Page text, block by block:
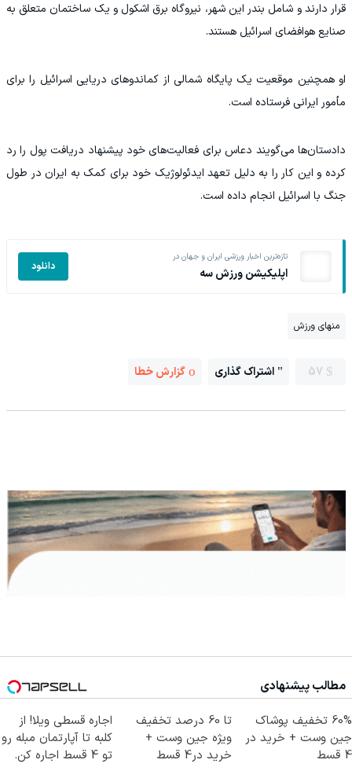
قرار دارند و شامل بندر این شهر، نیروگاه برق اشکول و یک ساختمان متعلق به
صنایع هوافضای اسرائیل هستند.
او همچنین موقعیت یک پایگاه شمالی از کماندوهای دریایی اسرائیل را برای
مأمور ایرانی فرستاده است.
دادستان‌ها می‌گویند دعاس برای فعالیت‌های خود پیشنهاد دریافت پول را رد
کرده و این کار را به دلیل تعهد ایدئولوژیک خود برای کمک به ایران در طول
جنگ با اسرائیل انجام داده است.
تازه‌ترین اخبار ورزشی ایران و جهان در
اپلیکیشن ورزش سه دانلود
منهای ورزش
57 اشتراک گذاری گزارش خطا
مطالب پیشنهادی
60% تخفیف پوشاک
جین وست + خرید در
4 قسط
تا 60 درصد تخفیف
ویژه جین وست +
خرید در4 قسط
اجاره‌ قسطی ویلا! از
کلبه تا آپارتمان مبله رو
تو 4 قسط اجاره کن.